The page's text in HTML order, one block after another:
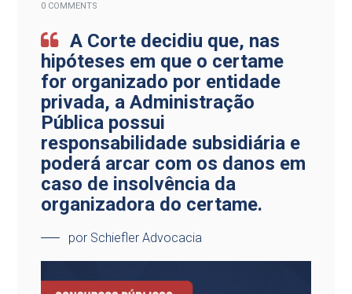
0 COMMENTS
A Corte decidiu que, nas
hipóteses em que o certame
for organizado por entidade
privada, a Administração
Pública possui
responsabilidade subsidiária e
poderá arcar com os danos em
caso de insolvência da
organizadora do certame.
por Schiefler Advocacia